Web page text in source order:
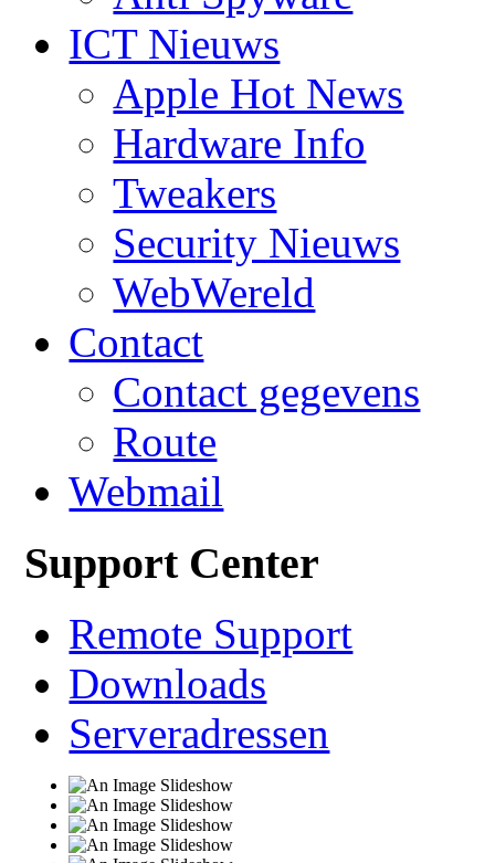
ICT Nieuws
Apple Hot News
Hardware Info
Tweakers
Security Nieuws
WebWereld
Contact
Contact gegevens
Route
Webmail
Support Center
Remote Support
Downloads
Serveradressen